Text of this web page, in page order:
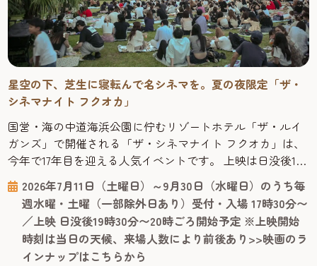
星空の下、芝生に寝転んで名シネマを。夏の夜限定「ザ・
シネマナイト フクオカ」
国営・海の中道海浜公園に佇むリゾートホテル「ザ・ルイ
ガンズ」で開催される「ザ・シネマナイト フクオカ」は、
今年で17年目を迎える人気イベントです。 上映は日没後19
時30分〜20時ごろスタートするので、日中の観光を終えた
あとも楽しめます。ジャンルはハリウッド映画からお子様
が楽しめる映画まで幅広く、字幕・吹替の両方が楽しめる
回もあり、旅行者でも気軽に立ち寄れます。上映作品のラ
インナップは、ルイ...
2026年7月11日（土曜日）～9月30日（水曜日）のうち毎
週水曜・土曜（一部除外日あり）受付・入場 17時30分〜
／上映 日没後19時30分〜20時ごろ開始予定 ※上映開始
時刻は当日の天候、来場人数により前後あり>>映画のラ
インナップはこちらから